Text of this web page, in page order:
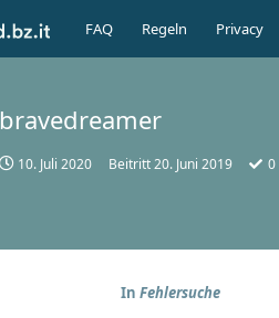
FAQ Regeln Privacy
bravedreamer
10. Juli 2020 Beitritt20. Juni 2019 0
In Fehlersuche